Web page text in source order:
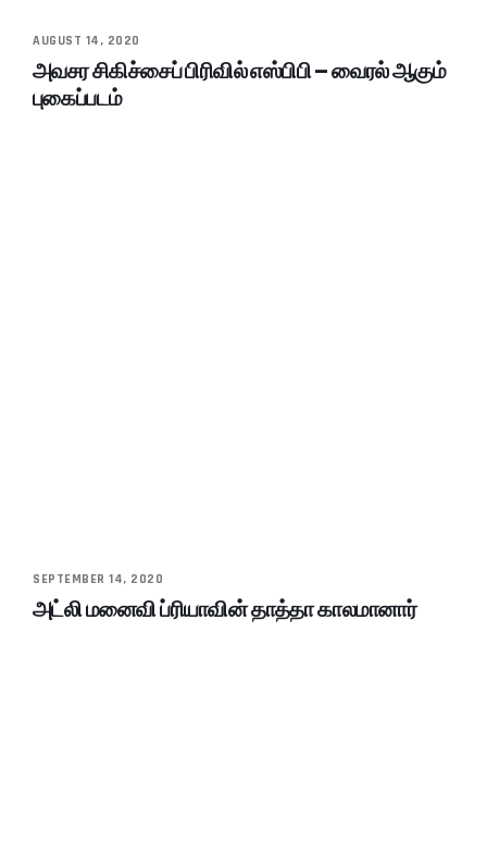
AUGUST 14, 2020
அவசர சிகிச்சைப் பிரிவில் எஸ்பிபி – வைரல் ஆகும்
புகைப்படம்
SEPTEMBER 14, 2020
அட்லி மனைவி ப்ரியாவின் தாத்தா காலமானார்